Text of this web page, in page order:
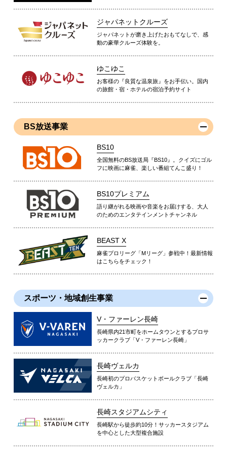
ジャパネットクルーズ
ジャパネットが磨き上げたおもてなしで、感
動の豪華クルーズ体験を。
ゆこゆこ
お客様の『良質な温泉旅』をお手伝い。国内
の旅館・宿・ホテルの宿泊予約サイト
BS放送事業
BS10
全国無料のBS放送局『BS10』。クイズにゴル
フに映画に麻雀、楽しい番組てんこ盛り！
BS10プレミアム
語り継がれる映画や音楽をお届けする、大人
のためのエンタテインメントチャンネル
BEAST X
麻雀プロリーグ「Mリーグ」参戦中！最新情報
はこちらをチェック！
スポーツ・地域創生事業
V・ファーレン長崎
長崎県内21市町をホームタウンとするプロサ
ッカークラブ「V・ファーレン長崎」
長崎ヴェルカ
長崎初のプロバスケットボールクラブ「長崎
ヴェルカ」
長崎スタジアムシティ
長崎駅から徒歩約10分！サッカースタジアム
を中心とした大型複合施設